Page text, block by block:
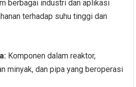
berbagai industri dan aplikasi
terhadap suhu tinggi dan
Komponen dalam reaktor,
minyak, dan pipa yang beroperasi